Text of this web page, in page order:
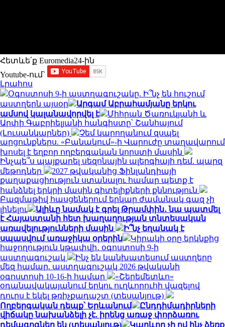
Հետևե՛ք Euromedia24-ին
Youtube-ում`
Լրահոս
Օգոստոսի 9-ի աստղագուշակը. Ի՞նչ են հուշում
աստղերն այսօր
Արգամ Աբրահամյանը երկու
ամսով կալանավորվել է
Միհրան Ծառուկյանի և
Արփի Գաբրիելյանի հանգիստը՝ Շանհայում
(Լուսանկարներ)
Չեմ կարողանում զսպել
արցունքներս. «Բանակում»-ի Վարուժը տաղավարում
խոսել է եղբոր ողբերգական կորստի մասին
Ինչպե՞ս պայքարել սեզոնային ալերգիայի դեմ. պարզ
մեթոդներ
2027 թվականից Ֆինլանդիայի
քաղաքացիություն ստանալու համար պետք է
հանձնել երկրի մասին գիտելիքների քննություն
Բազմաթիվ հասցեներում երկար ժամանակ գազ չի
լինելու
Ալիևը նամակ է գրել Թրամփին․ նա պատմել
է Հայաստանի հետ խաղաղության տնտեսական
առավելությունների մասին
Ի՞նչ եղանակ է
սպասվում առաջիկա օրերին
Կիրակի օրը երկնքից
հաջողություն կթափվի․ օգոստոսի 9-ի
աստղագուշակ
Ինչ են կանխատեսում աստղերը
մեզ համար. աստղագուշակ 2026 թվականի
օգոստոսի 10-16-ի համար
«Շերեմետևո»
օդանավակայանում երկու ուղևորուհի վազելով
դուրս է եկել թռիչքադաշտ (տեսանյութ)
Ողբերգական դեպք՝ Երևանում
Ընդդիմադիրների
վիճակը նախանձելի չէ. իրենց առաջ փորձառու
դեմագոգներ են (տեսանյութ)
Կարևոր չի ով ինչ ձեռք